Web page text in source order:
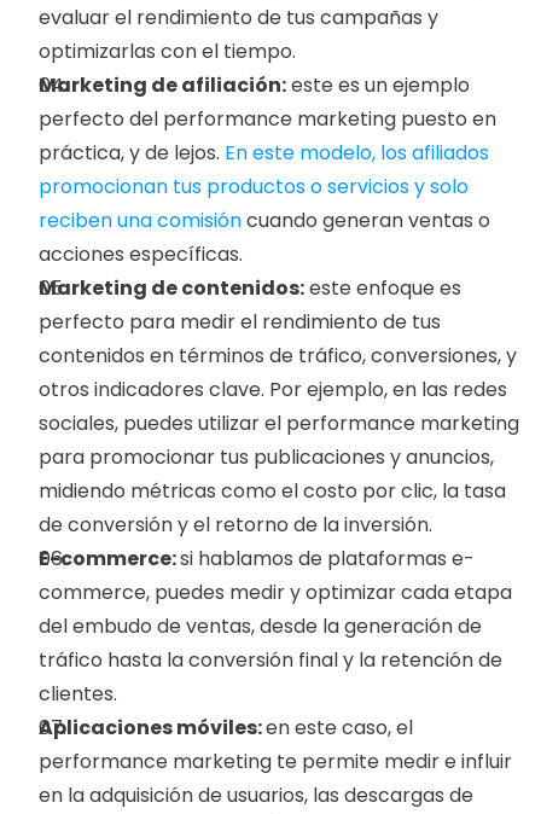
evaluar el rendimiento de tus campañas y
optimizarlas con el tiempo.
Marketing de afiliación: este es un ejemplo
perfecto del performance marketing puesto en
práctica, y de lejos. En este modelo, los afiliados
promocionan tus productos o servicios y solo
reciben una comisión cuando generan ventas o
acciones específicas.
Marketing de contenidos: este enfoque es
perfecto para medir el rendimiento de tus
contenidos en términos de tráfico, conversiones, y
otros indicadores clave. Por ejemplo, en las redes
sociales, puedes utilizar el performance marketing
para promocionar tus publicaciones y anuncios,
midiendo métricas como el costo por clic, la tasa
de conversión y el retorno de la inversión.
E-commerce: si hablamos de plataformas e-
commerce, puedes medir y optimizar cada etapa
del embudo de ventas, desde la generación de
tráfico hasta la conversión final y la retención de
clientes.
Aplicaciones móviles: en este caso, el
performance marketing te permite medir e influir
en la adquisición de usuarios, las descargas de